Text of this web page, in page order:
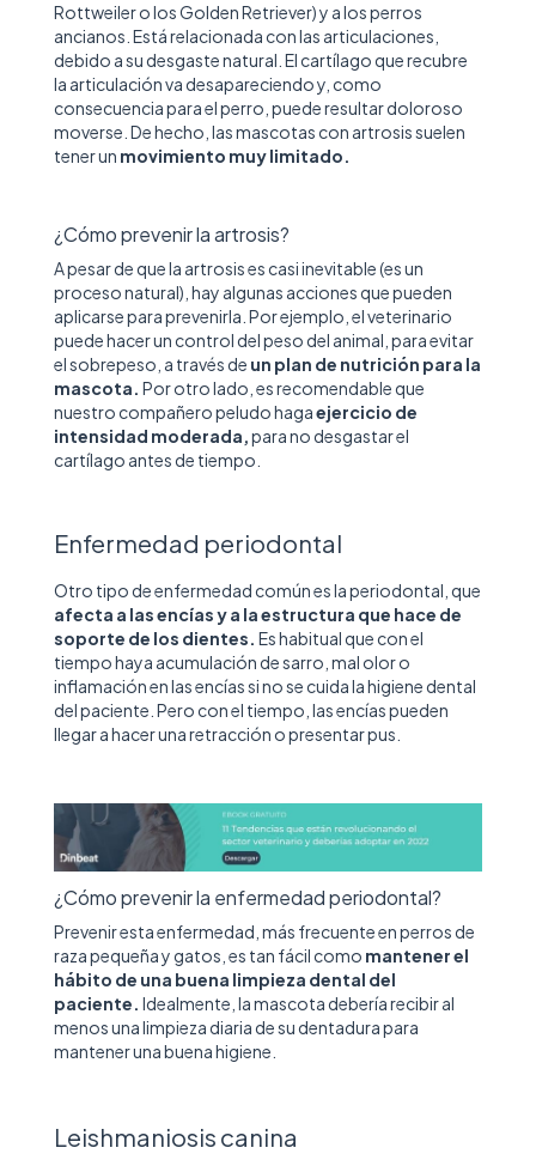
Rottweiler o los Golden Retriever) y a los perros
ancianos. Está relacionada con las articulaciones,
debido a su desgaste natural. El cartílago que recubre
la articulación va desapareciendo y, como
consecuencia para el perro, puede resultar doloroso
moverse. De hecho, las mascotas con artrosis suelen
tener un movimiento muy limitado.
¿Cómo prevenir la artrosis?
A pesar de que la artrosis es casi inevitable (es un
proceso natural), hay algunas acciones que pueden
aplicarse para prevenirla. Por ejemplo, el veterinario
puede hacer un control del peso del animal, paraevitar
el sobrepeso, a través de un plan de nutrición para la
mascota. Por otro lado, es recomendable que
nuestro compañero peludo hagaejercicio de
intensidad moderada,para no desgastar el
cartílago antes de tiempo.
Enfermedad periodontal
Otro tipo de enfermedad común es la periodontal, que
afecta a las encías y a la estructura que hace de
soporte de los dientes. Es habitual que con el
tiempo haya acumulación de sarro, mal olor o
inflamación en las encías si no se cuida la higiene dental
del paciente. Pero con el tiempo, las encías pueden
llegar a hacer una retracción o presentar pus.
¿Cómo prevenir la enfermedad periodontal?
Prevenir esta enfermedad, más frecuente en perros de
raza pequeña y gatos, es tan fácil como mantener el
hábito de una buena limpieza dental del
paciente. Idealmente, la mascota debería recibir al
menos una limpieza diaria de su dentadura para
mantener una buena higiene.
Leishmaniosis canina